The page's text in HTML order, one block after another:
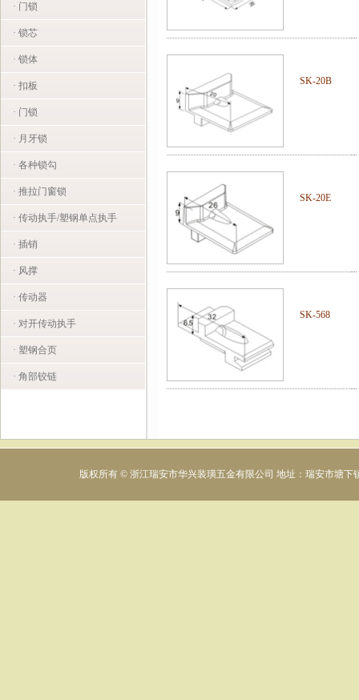
· 门锁
· 锁芯
· 锁体
· 扣板
· 门锁
· 月牙锁
· 各种锁勾
· 推拉门窗锁
· 传动执手/塑钢单点执手
· 插销
· 风撑
· 传动器
· 对开传动执手
· 塑钢合页
· 角部铰链
SK-20B
SK-20E
SK-568
版权所有 © 浙江瑞安市华兴装璜五金有限公司 地址：瑞安市塘下